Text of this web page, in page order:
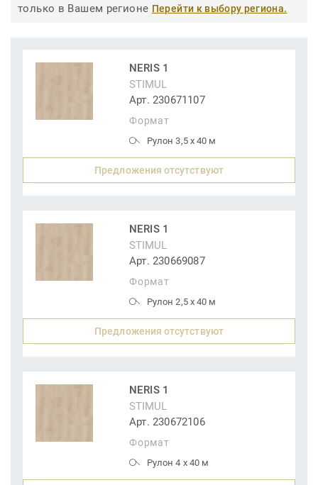
только в Вашем регионе Перейти к выбору региона.
NERIS 1
STIMUL
Арт. 230671107
Формат
Рулон 3,5 x 40 м
Предложения отсутствуют
NERIS 1
STIMUL
Арт. 230669087
Формат
Рулон 2,5 x 40 м
Предложения отсутствуют
NERIS 1
STIMUL
Арт. 230672106
Формат
Рулон 4 x 40 м